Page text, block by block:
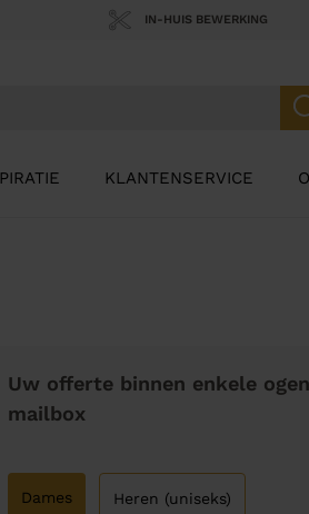
IN-HUIS BEWERKING
KLANTENSERVICE
Uw offerte binnen enkele
mailbox
Dames Heren (uniseks)